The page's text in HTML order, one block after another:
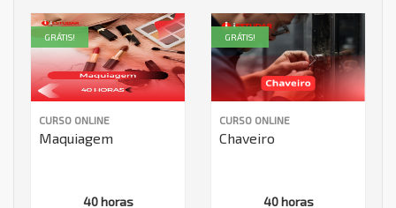
CURSO ONLINE
Maquiagem
40 horas
GRÁTIS!
CURSO ONLINE
Chaveiro
40 horas
GRÁTIS!